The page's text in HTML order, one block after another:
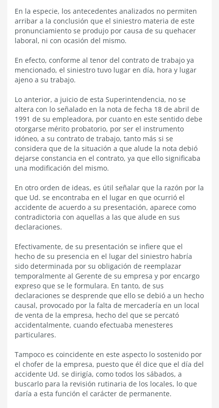
En la especie, los antecedentes analizados no permiten
arribar a la conclusión que el siniestro materia de este
pronunciamiento se produjo por causa de su quehacer
laboral, ni con ocasión del mismo.
En efecto, conforme al tenor del contrato de trabajo ya
mencionado, el siniestro tuvo lugar en día, hora y lugar
ajeno a su trabajo.
Lo anterior, a juicio de esta Superintendencia, no se
altera con lo señalado en la nota de fecha 18 de abril de
1991 de su empleadora, por cuanto en este sentido debe
otorgarse mérito probatorio, por ser el instrumento
idóneo, a su contrato de trabajo, tanto más si se
considera que de la situación a que alude la nota debió
dejarse constancia en el contrato, ya que ello significaba
una modificación del mismo.
En otro orden de ideas, es útil señalar que la razón por la
que Ud. se encontraba en el lugar en que ocurrió el
accidente de acuerdo a su presentación, aparece como
contradictoria con aquellas a las que alude en sus
declaraciones.
Efectivamente, de su presentación se infiere que el
hecho de su presencia en el lugar del siniestro habría
sido determinada por su obligación de reemplazar
temporalmente al Gerente de su empresa y por encargo
expreso que se le formulara. En tanto, de sus
declaraciones se desprende que ello se debió a un hecho
causal, provocado por la falta de mercadería en un local
de venta de la empresa, hecho del que se percató
accidentalmente, cuando efectuaba menesteres
particulares.
Tampoco es coincidente en este aspecto lo sostenido por
el chofer de la empresa, puesto que él dice que el día del
accidente Ud. se dirigía, como todos los sábados, a
buscarlo para la revisión rutinaria de los locales, lo que
daría a esta función el carácter de permanente.